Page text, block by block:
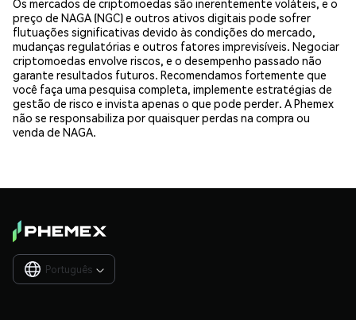
Os mercados de criptomoedas são inerentemente voláteis, e o
preço de NAGA (NGC) e outros ativos digitais pode sofrer
flutuações significativas devido às condições do mercado,
mudanças regulatórias e outros fatores imprevisíveis. Negociar
criptomoedas envolve riscos, e o desempenho passado não
garante resultados futuros. Recomendamos fortemente que
você faça uma pesquisa completa, implemente estratégias de
gestão de risco e invista apenas o que pode perder. A Phemex
não se responsabiliza por quaisquer perdas na compra ou
venda de NAGA.
Português 